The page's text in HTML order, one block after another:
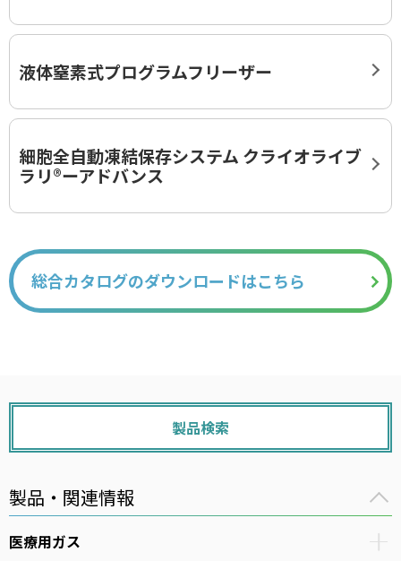
液体窒素式プログラムフリーザー
細胞全自動凍結保存システム クライオライブ
ラリ®ーアドバンス
総合カタログのダウンロードはこちら
製品検索
製品・関連情報
医療用ガス